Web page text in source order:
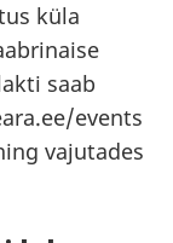
küla
saab
events
vajutades